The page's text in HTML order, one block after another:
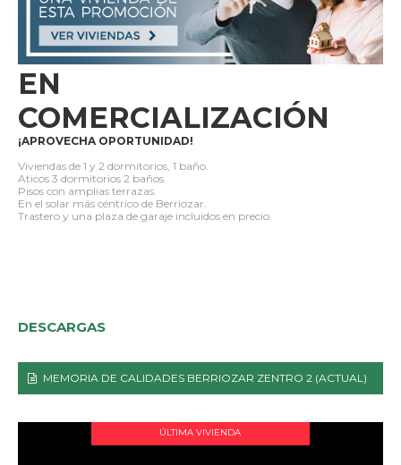
EN
COMERCIALIZACIÓN
¡APROVECHA OPORTUNIDAD!
Viviendas de 1 y 2 dormitorios, 1 baño.
Aticos 3 dormitorios 2 baños.
Pisos con amplias terrazas.
En el solar más céntrico de Berriozar.
Trastero y una plaza de garaje incluidos en precio.
DESCARGAS
MEMORIA DE CALIDADES BERRIOZAR ZENTRO 2 (ACTUAL)
ÚLTIMA VIVIENDA